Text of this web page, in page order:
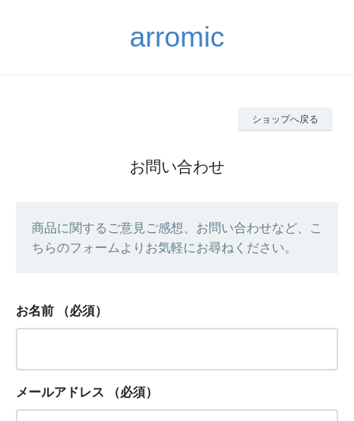
arromic
ショップへ戻る
お問い合わせ
商品に関するご意見ご感想、お問い合わせなど、こ
ちらのフォームよりお気軽にお尋ねください。
お名前 （必須）
メールアドレス （必須）